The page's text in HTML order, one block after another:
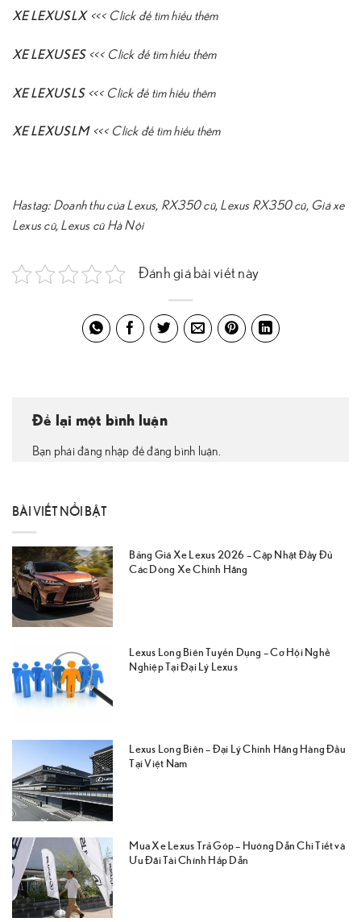
XE LEXUS LX <<< Click để tìm hiểu thêm
XE LEXUS ES <<< Click để tìm hiểu thêm
XE LEXUS LS <<< Click để tìm hiểu thêm
XE LEXUS LM <<< Click để tìm hiểu thêm
Hastag: Doanh thu của Lexus, RX350 cũ, Lexus RX350 cũ, Giá xe
Lexus cũ, Lexus cũ Hà Nội
Đánh giá bài viết này
Để lại một bình luận
Bạn phải đăng nhập để đăng bình luận.
BÀI VIẾT NỔI BẬT
Bảng Giá Xe Lexus 2026 – Cập Nhật Đầy Đủ
Các Dòng Xe Chính Hãng
Lexus Long Biên Tuyển Dụng – Cơ Hội Nghề
Nghiệp Tại Đại Lý Lexus
Lexus Long Biên – Đại Lý Chính Hãng Hàng Đầu
Tại Việt Nam
Mua Xe Lexus Trả Góp – Hướng Dẫn Chi Tiết và
Ưu Đãi Tài Chính Hấp Dẫn